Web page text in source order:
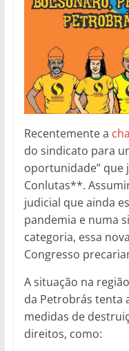
Recentemente a
do sindicato para
oportunidade” que
Conlutas**.
judicial que ainda
pandemia e numa
categoria, essa
Congresso
A situação na
da Petrobrás tenta
medidas de
direitos, como: